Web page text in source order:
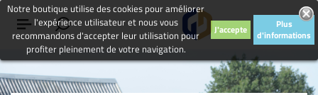
Notre boutique utilise des cookies pour améliorer
l'expérience utilisateur et nous vous
recommandons d'accepter leur utilisation pour
profiter pleinement de votre navigation.
J'accepte
Plus
d'informations